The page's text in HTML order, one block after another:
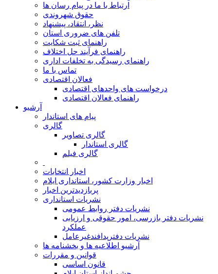
ارتباط با ما در پیام رسان ها
حقوق شهروندی
نظر، انتقاد، پیشنهاد
تلفن های ضروری استان
راهنمای ثبت شکایت
راهنمای فرآیند حل اختلاف
راهنمای رسیدگی به تخلفات اداری
تماس با ما
فعالان اقتصادی
درخواست های واحدهای اقتصادی
راهنمای فعالان اقتصادی
آرشیو
پیام های استاندار
گالری
گالری تصاویر
گالری استاندار
گالری فیلم
اخبار انتخابات
اخبار وزارت کشور، استانداری ایلام
پربازدیدترین اخبار
نشریات استانداری
نشریات دفتر روابط عمومی
نشريات دفتر بازرسی، امور حقوقی و ارزيابی
عملکرد
نشريات دفترپدافندغيرعامل
آرشیو اطلاعیه ها و بخشنامه ها
قوانین و مقررات
قانون اساسی